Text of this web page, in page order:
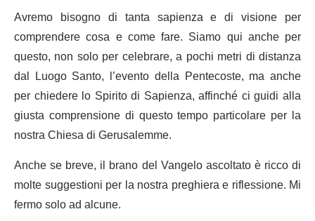
Avremo bisogno di tanta sapienza e di visione per
comprendere cosa e come fare. Siamo qui anche per
questo, non solo per celebrare, a pochi metri di distanza
dal Luogo Santo, l’evento della Pentecoste, ma anche
per chiedere lo Spirito di Sapienza, affinché ci guidi alla
giusta comprensione di questo tempo particolare per la
nostra Chiesa di Gerusalemme.
Anche se breve, il brano del Vangelo ascoltato è ricco di
molte suggestioni per la nostra preghiera e riflessione. Mi
fermo solo ad alcune.